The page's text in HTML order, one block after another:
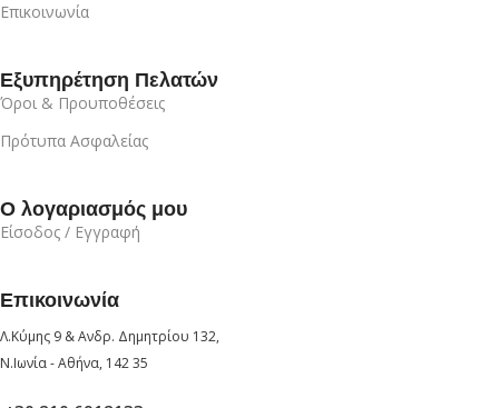
Επικοινωνία
Εξυπηρέτηση Πελατών
Όροι & Προυποθέσεις
Πρότυπα Ασφαλείας
Ο λογαριασμός μου
Είσοδος / Εγγραφή
Επικοινωνία
Λ.Κύμης 9 & Ανδρ. Δημητρίου 132,
Ν.Ιωνία - Αθήνα, 142 35